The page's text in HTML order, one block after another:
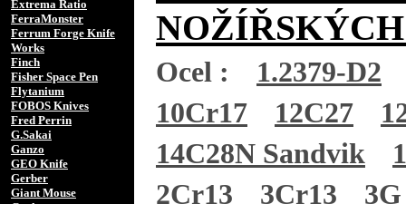
Extrema Ratio
FerraMonster
Ferrum Forge Knife
Works
Finch
Fisher Space Pen
Flytanium
FOBOS Knives
Fred Perrin
G.Sakai
Ganzo
GEO Knife
Gerber
Giant Mouse
Ocel :
1.2379-D2
10Cr17
12C27
14C28N Sandvik
2Cr13
3Cr13
3G